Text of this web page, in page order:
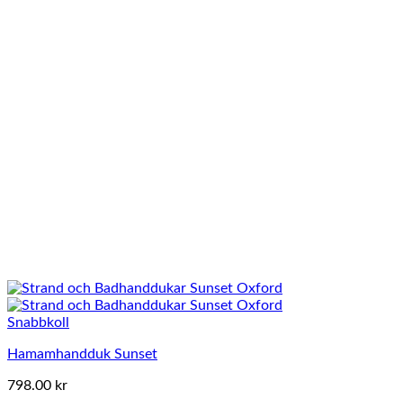
Snabbkoll
Hamamhandduk Sunset
798.00 kr